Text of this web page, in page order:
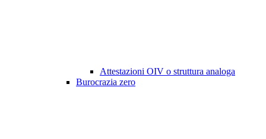
Attestazioni OIV o struttura analoga
Burocrazia zero